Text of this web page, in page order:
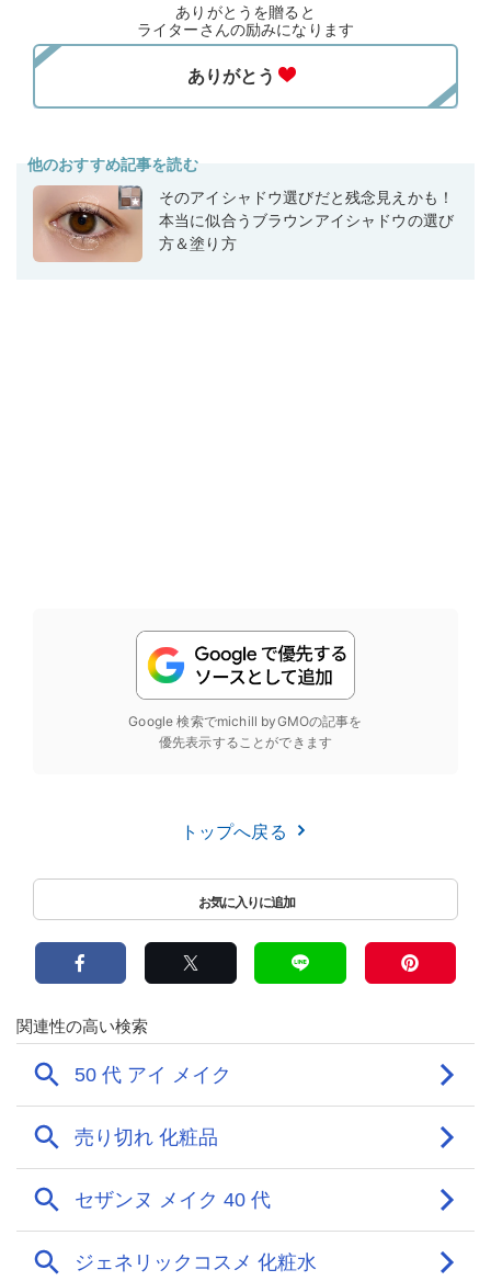
ありがとうを贈ると
ライターさんの励みになります
他のおすすめ記事を読む
そのアイシャドウ選びだと残念見えかも！
本当に似合うブラウンアイシャドウの選び
方＆塗り方
Google 検索でmichill byGMOの記事を
優先表示することができます
トップへ戻る